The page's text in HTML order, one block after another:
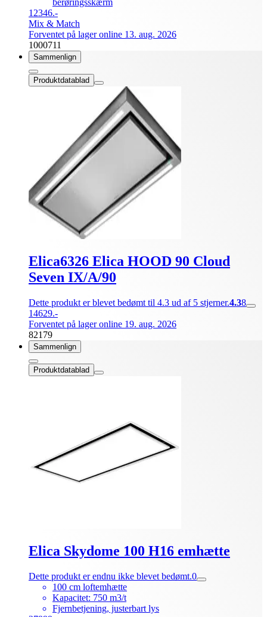
berøringsskærm
12346.-
Mix & Match
Forventet på lager online 13. aug. 2026
1000711
Sammenlign
Produktdatablad
Elica6326 Elica HOOD 90 Cloud
Seven IX/A/90
Dette produkt er blevet bedømt til 4.3 ud af 5 stjerner.4.38
14629.-
Forventet på lager online 19. aug. 2026
82179
Sammenlign
Produktdatablad
Elica Skydome 100 H16 emhætte
Dette produkt er endnu ikke blevet bedømt.0
100 cm loftemhætte
Kapacitet: 750 m3/t
Fjernbetjening, justerbart lys